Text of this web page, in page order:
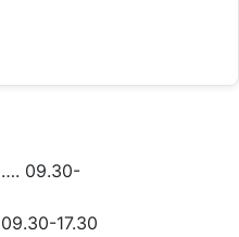
vælges
09.30-
17.30